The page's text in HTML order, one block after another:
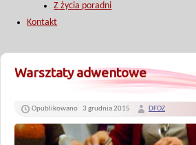
Z życia poradni
Kontakt
Warsztaty adwentowe
Opublikowano 3 grudnia 2015 DFOZ